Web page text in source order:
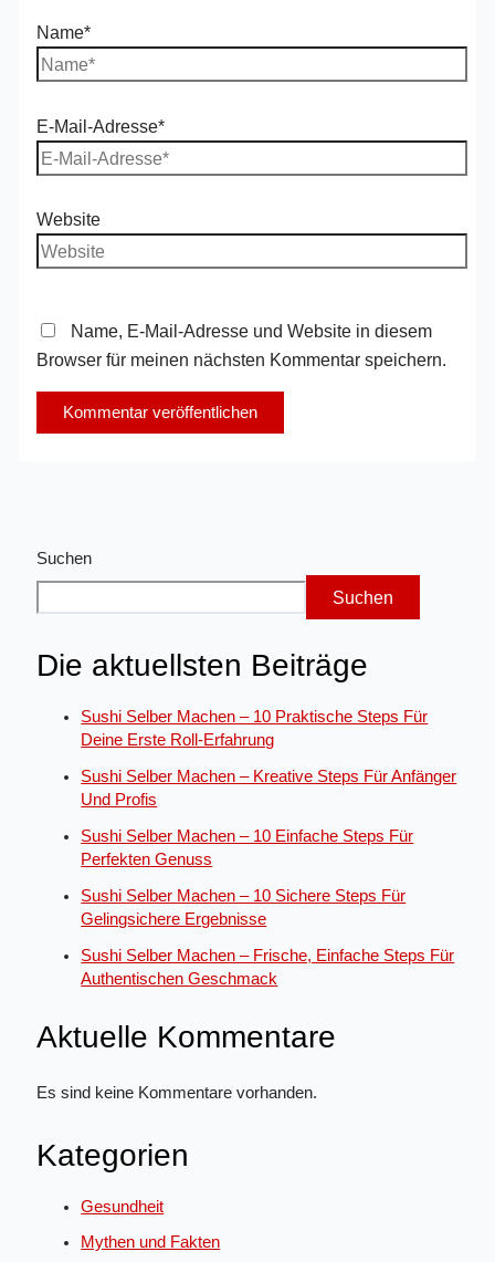
Name*
E-Mail-Adresse*
Website
Name, E-Mail-Adresse und Website in diesem
Browser für meinen nächsten Kommentar speichern.
Suchen
Suchen
Die aktuellsten Beiträge
Sushi Selber Machen – 10 Praktische Steps Für
Deine Erste Roll-Erfahrung
Sushi Selber Machen – Kreative Steps Für Anfänger
Und Profis
Sushi Selber Machen – 10 Einfache Steps Für
Perfekten Genuss
Sushi Selber Machen – 10 Sichere Steps Für
Gelingsichere Ergebnisse
Sushi Selber Machen – Frische, Einfache Steps Für
Authentischen Geschmack
Aktuelle Kommentare
Es sind keine Kommentare vorhanden.
Kategorien
Gesundheit
Mythen und Fakten